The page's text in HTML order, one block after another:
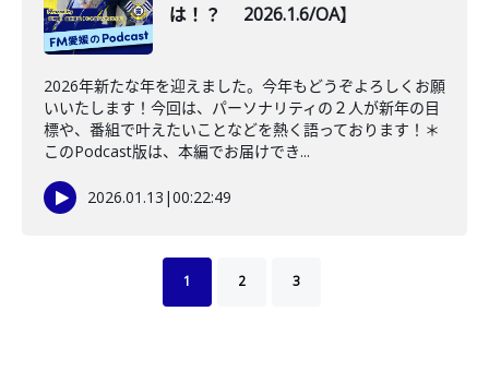
は！？ 2026.1.6/OA】
2026年新たな年を迎えました。今年もどうぞよろしくお願
いいたします！今回は、パーソナリティの２人が新年の目
標や、番組で叶えたいことなどを熱く語っております！＊
このPodcast版は、本編でお届けでき...
2026.01.13 |00:22:49
1 2 3